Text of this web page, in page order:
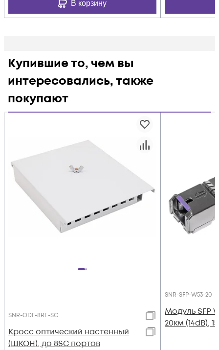
В корзину
Купившие то, чем вы
интересовались, также
покупают
SNR-ODF-8RE-SC
Кросс оптический настенный
(ШКОН), до 8SC портов
SNR-SFP-W53-20
Модуль SFP
20км (14dB),